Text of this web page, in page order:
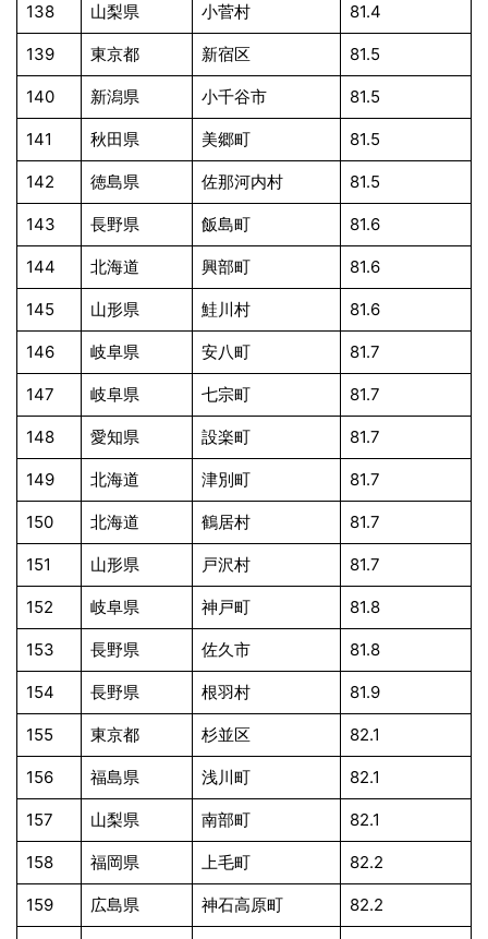
138 山梨県 小菅村 81.4
139 東京都 新宿区 81.5
140 新潟県 小千谷市 81.5
141 秋田県 美郷町 81.5
142 徳島県 佐那河内村 81.5
143 長野県 飯島町 81.6
144 北海道 興部町 81.6
145 山形県 鮭川村 81.6
146 岐阜県 安八町 81.7
147 岐阜県 七宗町 81.7
148 愛知県 設楽町 81.7
149 北海道 津別町 81.7
150 北海道 鶴居村 81.7
151 山形県 戸沢村 81.7
152 岐阜県 神戸町 81.8
153 長野県 佐久市 81.8
154 長野県 根羽村 81.9
155 東京都 杉並区 82.1
156 福島県 浅川町 82.1
157 山梨県 南部町 82.1
158 福岡県 上毛町 82.2
159 広島県 神石高原町 82.2